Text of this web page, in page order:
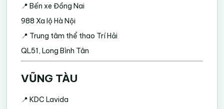
📍 Bến xe Đồng Nai
988 Xa lộ Hà Nội
📍 Trung tâm thể thao Trí Hải
QL51, Long Bình Tân
VŨNG TÀU
📍 KDC Lavida